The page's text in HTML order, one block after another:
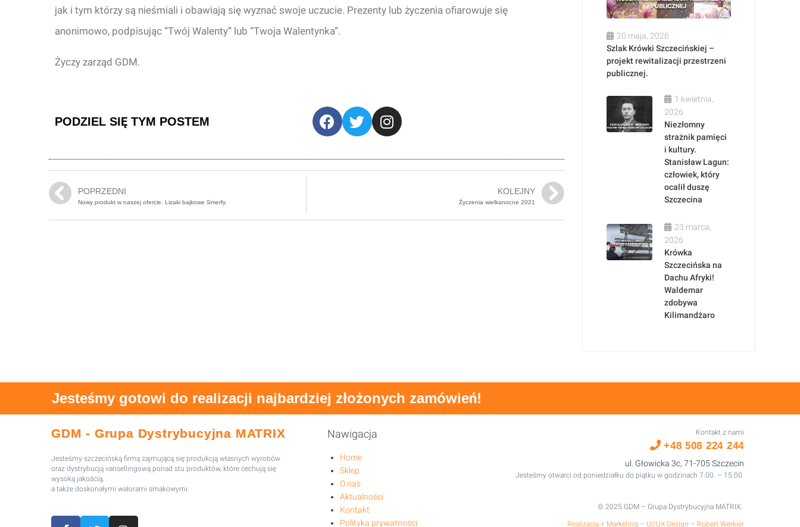
jak i tym którzy są nieśmiali i obawiają się wyznać swoje uczucie. Prezenty lub życzenia ofiarowuje się
anonimowo, podpisując “Twój Walenty” lub “Twoja Walentynka”.
Życzy zarząd GDM.
PODZIEL SIĘ TYM POSTEM
POPRZEDNI
Nowy produkt w naszej ofercie. Lizaki bajkowe Smerfy.
KOLEJNY
Życzenia wielkanocne 2021
20 maja, 2026
Szlak Krówki Szczecińskiej –
projekt rewitalizacji przestrzeni
publicznej.
1 kwietnia,
2026
Niezłomny
strażnik pamięci
i kultury.
Stanisław Lagun:
człowiek, który
ocalił duszę
Szczecina
23 marca,
2026
Krówka
Szczecińska na
Dachu Afryki!
Waldemar
zdobywa
Kilimandżaro
Jesteśmy gotowi do realizacji najbardziej złożonych zamówień!
GDM - Grupa Dystrybucyjna MATRIX
Jesteśmy szczecińską firmą zajmującą się produkcją własnych wyrobów
oraz dystrybucją vansellingową ponad stu produktów, które cechują się
wysoką jakością,
a także doskonałymi walorami smakowymi.
Nawigacja
Home
Sklep
O nas
Aktualności
Kontakt
Polityka prywatności
Kontakt z nami
+48 508 224 244
ul. Głowicka 3c, 71-705 Szczecin
Jesteśmy otwarci od poniedziałku do piątku w godzinach 7:00 – 15:00
© 2025 GDM – Grupa Dystrybucyjna MATRIX.
Realizacja + Marketing – UI/UX Design – Robert Werkier